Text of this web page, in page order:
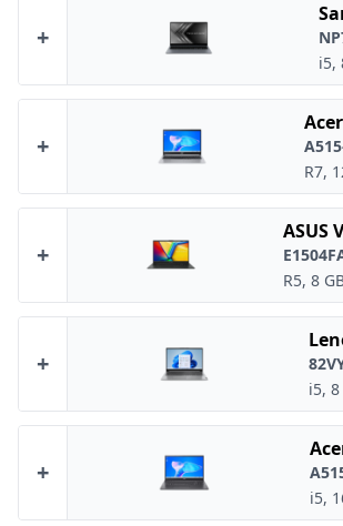
+
i5,
+
R7,
+
ASUS
R5, 8
+
i5, 8
+
i5,